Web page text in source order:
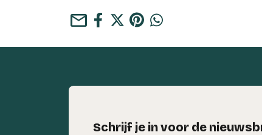
mail
Schrijf je in voor de